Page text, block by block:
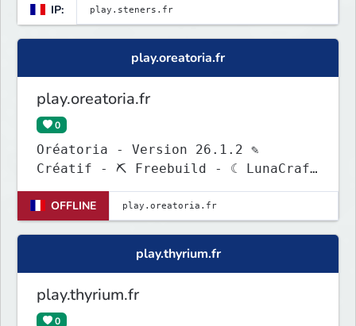
IP:
play.oreatoria.fr
play.oreatoria.fr
0
Oréatoria - Version 26.1.2 ✎
Créatif - ⛏ Freebuild - ☾ LunaCraft
- ✨ Parc
OFFLINE
play.thyrium.fr
play.thyrium.fr
0